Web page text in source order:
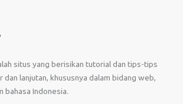
situs yang berisikan tutorial dan tips-tips
dan lanjutan, khususnya dalam bidang web,
bahasa Indonesia.